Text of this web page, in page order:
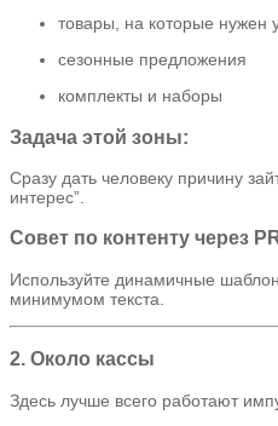
товары, на которые нужен
сезонные предложения
комплекты и наборы
Задача этой зоны:
Сразу дать человеку причину
интерес”.
Совет по контенту через
Используйте динамичные
минимумом текста.
2. Около кассы
Здесь лучше всего работают